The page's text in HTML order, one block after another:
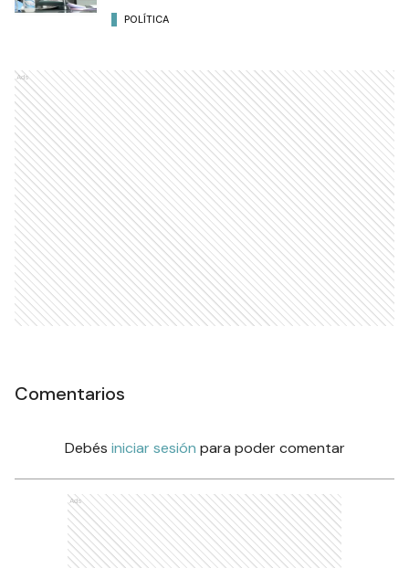
POLÍTICA
Ads
Comentarios
Debés iniciar sesión para poder comentar
Ads